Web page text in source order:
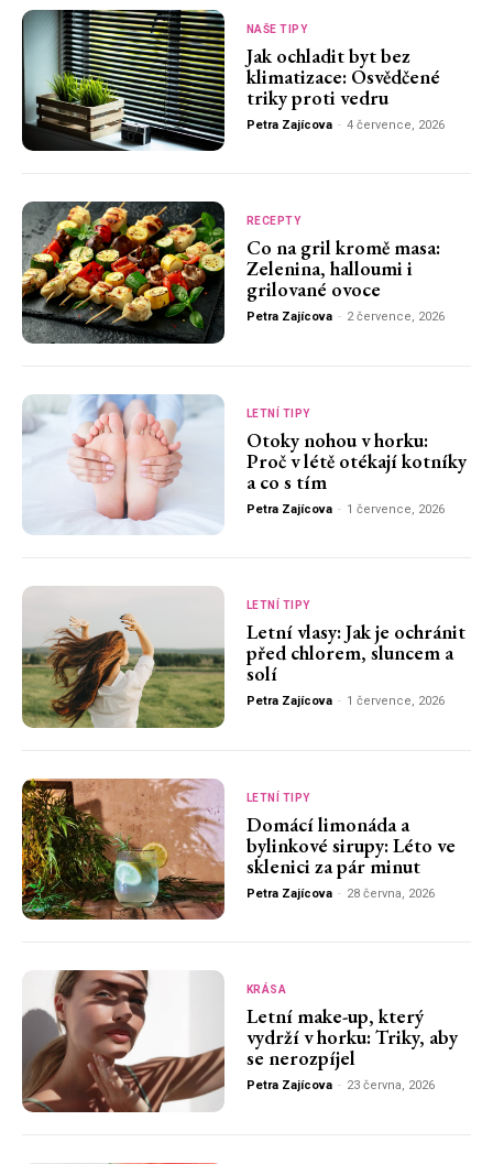
NAŠE TIPY
Jak ochladit byt bez
klimatizace: Osvědčené
triky proti vedru
Petra Zajícova - 4 července, 2026
RECEPTY
Co na gril kromě masa:
Zelenina, halloumi i
grilované ovoce
Petra Zajícova - 2 července, 2026
LETNÍ TIPY
Otoky nohou v horku:
Proč v létě otékají kotníky
a co s tím
Petra Zajícova - 1 července, 2026
LETNÍ TIPY
Letní vlasy: Jak je ochránit
před chlorem, sluncem a
solí
Petra Zajícova - 1 července, 2026
LETNÍ TIPY
Domácí limonáda a
bylinkové sirupy: Léto ve
sklenici za pár minut
Petra Zajícova - 28 června, 2026
KRÁSA
Letní make-up, který
vydrží v horku: Triky, aby
se nerozpíjel
Petra Zajícova - 23 června, 2026